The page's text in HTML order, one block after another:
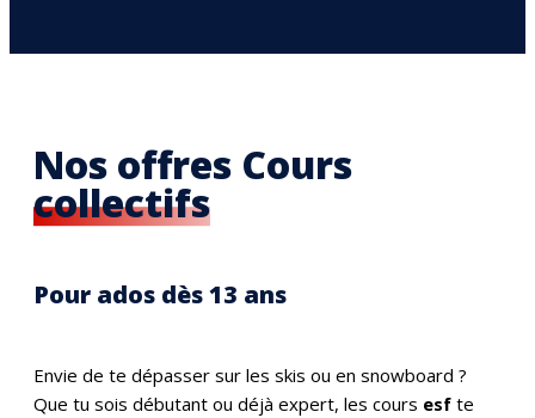
Nos offres Cours
collectifs
Pour ados dès 13 ans
Envie de te dépasser sur les skis ou en snowboard ?
Que tu sois débutant ou déjà expert, les cours esf te